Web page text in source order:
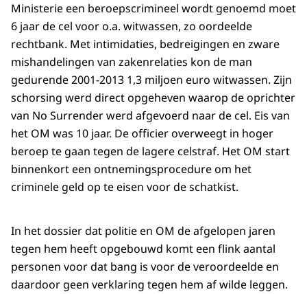
Ministerie een beroepscrimineel wordt genoemd moet
6 jaar de cel voor o.a. witwassen, zo oordeelde
rechtbank. Met intimidaties, bedreigingen en zware
mishandelingen van zakenrelaties kon de man
gedurende 2001-2013 1,3 miljoen euro witwassen. Zijn
schorsing werd direct opgeheven waarop de oprichter
van No Surrender werd afgevoerd naar de cel. Eis van
het OM was 10 jaar. De officier overweegt in hoger
beroep te gaan tegen de lagere celstraf. Het OM start
binnenkort een ontnemingsprocedure om het
criminele geld op te eisen voor de schatkist.
In het dossier dat politie en OM de afgelopen jaren
tegen hem heeft opgebouwd komt een flink aantal
personen voor dat bang is voor de veroordeelde en
daardoor geen verklaring tegen hem af wilde leggen.